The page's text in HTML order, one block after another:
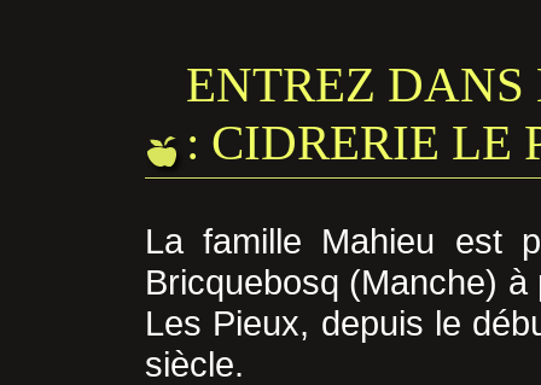
ENTREZ
: CIDRERIE LE
La famille Mahieu est
Bricquebosq (Manche) à
Les Pieux, depuis le
siècle.